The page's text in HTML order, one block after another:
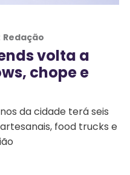
Redação
volta a
chope e
da cidade terá seis
food trucks e